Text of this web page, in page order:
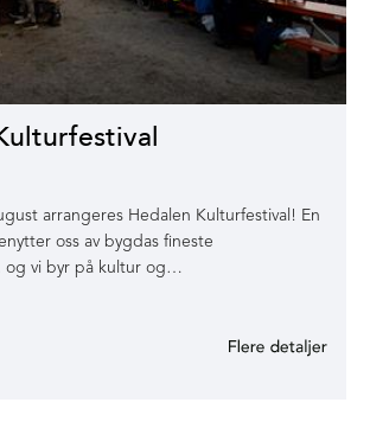
arrangeres Hedalen Kulturfestival! En
oss av bygdas fineste
og vi byr på kultur og…